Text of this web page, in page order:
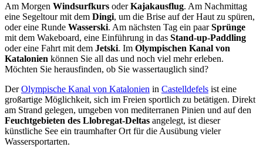
Am Morgen Windsurfkurs oderKajakausflug. Am Nachmittag
eine Segeltour mit dem Dingi, um die Brise auf der Haut zu spüren,
oder eine Runde Wasserski. Am nächsten Tag ein paarSprünge
mit dem Wakeboard, eine Einführung in das Stand-up-Paddling
oder eine Fahrt mit dem Jetski. Im Olympischen Kanal von
Katalonien können Sie all das und noch viel mehr erleben.
Möchten Sie herausfinden, ob Sie wassertauglich sind?
DerOlympische Kanal von Katalonien in Castelldefels ist eine
großartige Möglichkeit, sich im Freien sportlich zu betätigen. Direkt
am Strand gelegen, umgeben von mediterranen Pinien und auf den
Feuchtgebieten des Llobregat-Deltas angelegt, ist dieser
künstliche See ein traumhafter Ort für die Ausübung vieler
Wassersportarten.